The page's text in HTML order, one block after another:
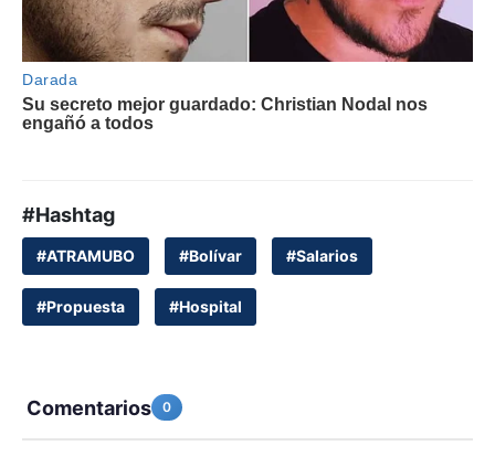
#Hashtag
#ATRAMUBO #Bolívar #Salarios
#Propuesta #Hospital
Comentarios 0